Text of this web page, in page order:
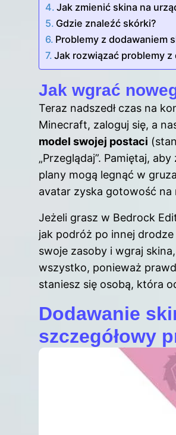
Jak zmienić skina na
Gdzie znaleźć skórki?
Problemy z dodawaniem
Jak rozwiązać problemy
Jak wgrać
Teraz nadszedł czas na
Minecraft, zaloguj się, a
model swojej postaci
„Przeglądaj”. Pamiętaj,
plany mogą legnąć w
avatar zyska gotowość
Jeżeli grasz w Bedrock
jak podróż po innej drodze
swoje zasoby i wgraj
wszystko, ponieważ
staniesz się osobą, która
Dodawanie
szczegółowy